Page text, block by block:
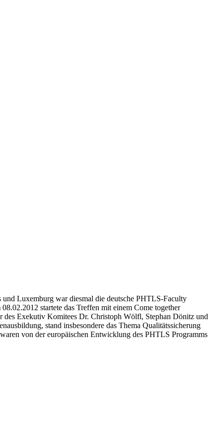
Luxemburg war diesmal die deutsche PHTLS-Faculty
startete das Treffen mit einem Come together
des Exekutiv Komitees Dr. Christoph Wölfl, Stephan Dönitz und
stand insbesondere das Thema Qualitätssicherung
von der europäischen Entwicklung des PHTLS Programms